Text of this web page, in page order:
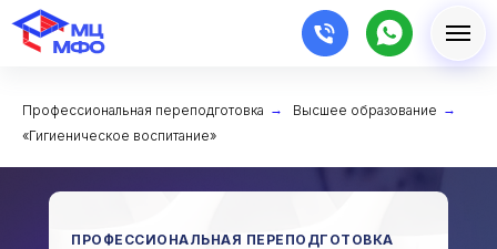
Профессиональная переподготовка → Высшее образование →
«Гигиеническое воспитание»
ПРОФЕССИОНАЛЬНАЯ ПЕРЕПОДГОТОВКА